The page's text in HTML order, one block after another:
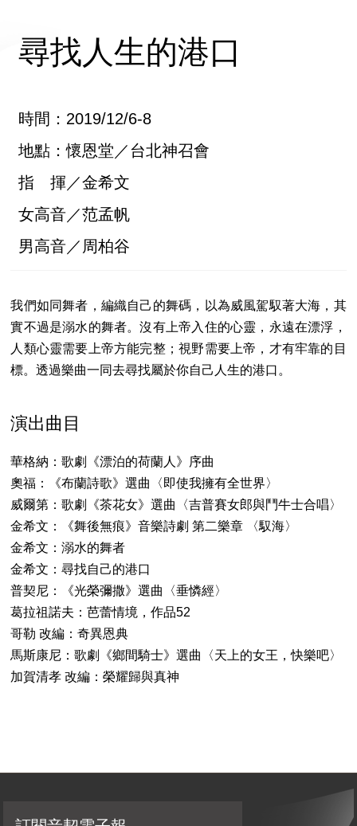
尋找人生的港口
時間：2019/12/6-8
地點：懷恩堂／台北神召會
指 揮／金希文
女高音／范孟帆
男高音／周柏谷
我們如同舞者，編織自己的舞碼，以為威風駕馭著大海，其
實不過是溺水的舞者。沒有上帝入住的心靈，永遠在漂浮，
人類心靈需要上帝方能完整；視野需要上帝，才有牢靠的目
標。透過樂曲一同去尋找屬於你自己人生的港口。
演出曲目
華格納：歌劇《漂泊的荷蘭人》序曲
奧福：《布蘭詩歌》選曲〈即使我擁有全世界〉
威爾第：歌劇《茶花女》選曲〈吉普賽女郎與鬥牛士合唱〉
金希文：《舞後無痕》音樂詩劇 第二樂章 〈馭海〉
金希文：溺水的舞者
金希文：尋找自己的港口
普契尼：《光榮彌撒》選曲〈垂憐經〉
葛拉祖諾夫：芭蕾情境，作品52
哥勒 改編：奇異恩典
馬斯康尼：歌劇《鄉間騎士》選曲〈天上的女王，快樂吧〉
加賀清孝 改編：榮耀歸與真神